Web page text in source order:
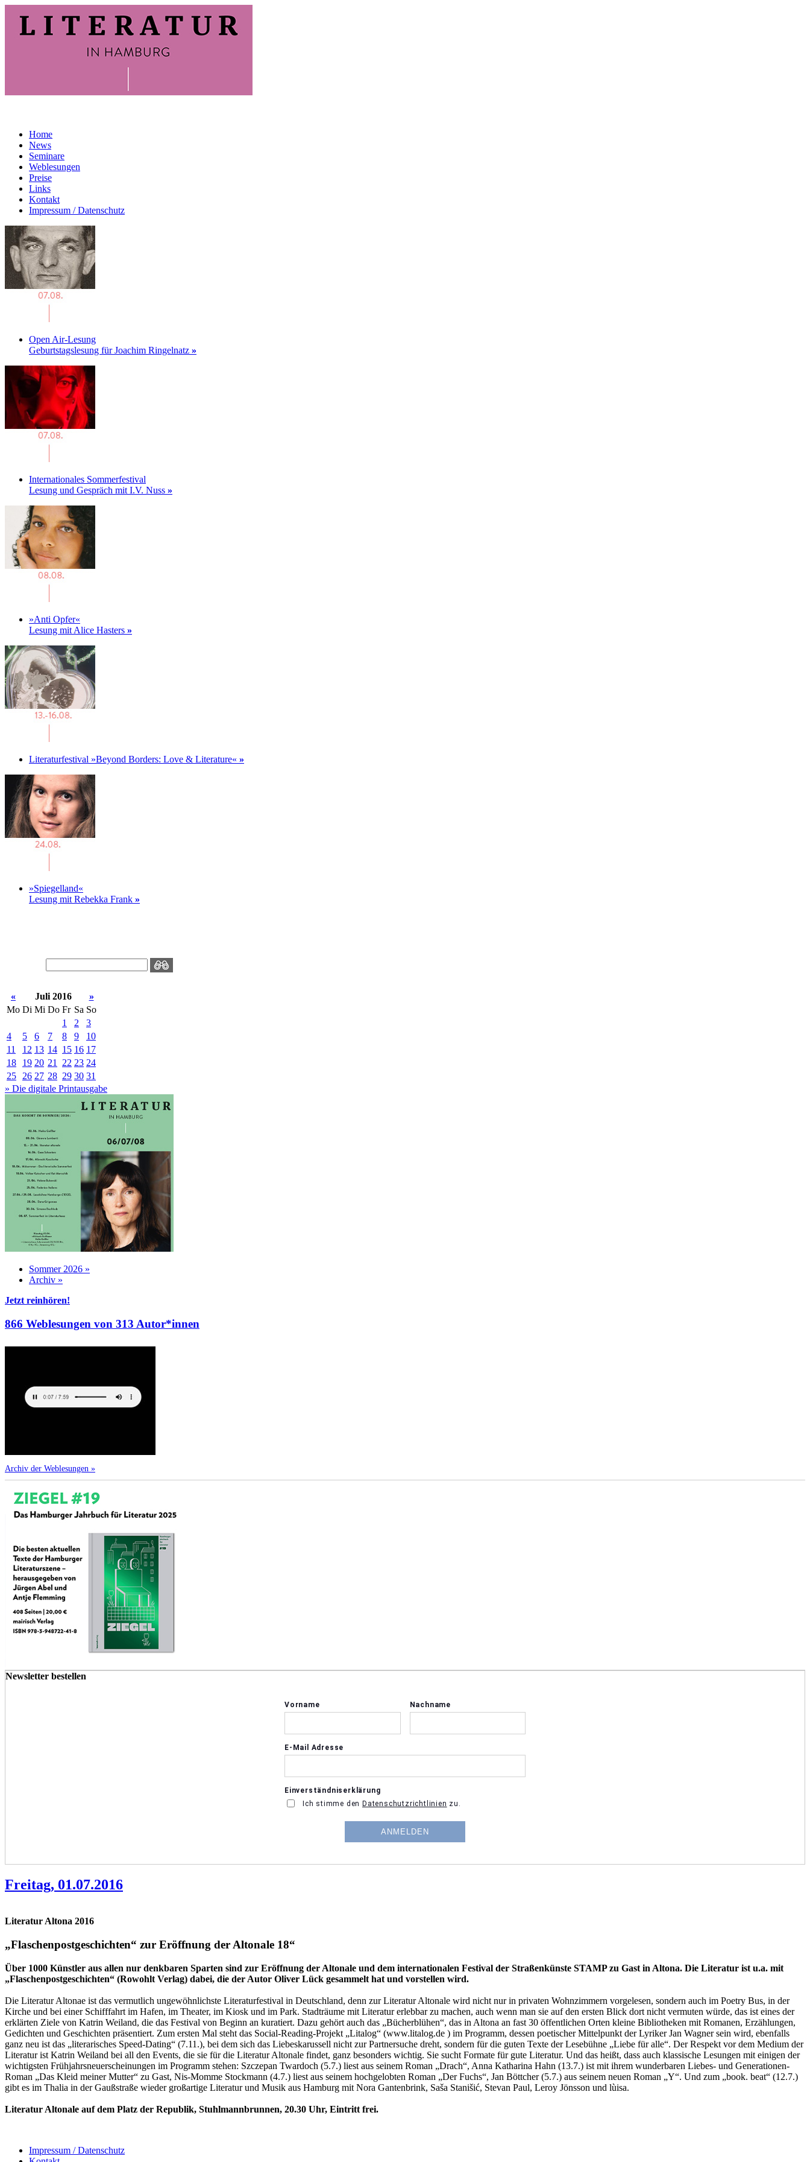
Home
News
Seminare
Weblesungen
Preise
Links
Kontakt
Impressum / Datenschutz
Open Air-Lesung
Geburtstagslesung für Joachim Ringelnatz »
Internationales Sommerfestival
Lesung und Gespräch mit I.V. Nuss »
»Anti Opfer«
Lesung mit Alice Hasters »
Literaturfestival »Beyond Borders: Love & Literature« »
»Spiegelland«
Lesung mit Rebekka Frank »
« Juli 2016
»
Mo Di Mi Do Fr Sa So
1
2
3
4
5 6 7 8 9
10
11
12 13 14 15 16 17
18
19 20 21 22 23 24
25
26 27 28 29 30 31
» Die digitale Printausgabe
Sommer 2026 »
Archiv »
Jetzt reinhören!
866 Weblesungen von 313 Autor*innen
Archiv der Weblesungen »
Newsletter bestellen
Freitag, 01.07.2016
Literatur Altona 2016
„Flaschenpostgeschichten“ zur Eröffnung der Altonale 18“
Über 1000 Künstler aus allen nur denkbaren Sparten sind zur Eröffnung der Altonale und dem internationalen Festival der Straßenkünste STAMP zu Gast in Altona. Die Literatur ist u.a. mit
„Flaschenpostgeschichten“ (Rowohlt Verlag) dabei, die der Autor Oliver Lück gesammelt hat und vorstellen wird.
Die Literatur Altonae ist das vermutlich ungewöhnlichste Literaturfestival in Deutschland, denn zur Literatur Altonale wird nicht nur in privaten Wohnzimmern vorgelesen, sondern auch im Poetry Bus, in der
Kirche und bei einer Schifffahrt im Hafen, im Theater, im Kiosk und im Park. Stadträume mit Literatur erlebbar zu machen, auch wenn man sie auf den ersten Blick dort nicht vermuten würde, das ist eines der
erklärten Ziele von Katrin Weiland, die das Festival von Beginn an kuratiert. Dazu gehört auch das „Bücherblühen“, das in Altona an fast 30 öffentlichen Orten kleine Bibliotheken mit Romanen, Erzählungen,
Gedichten und Geschichten präsentiert. Zum ersten Mal steht das Social-Reading-Projekt „Litalog“ (www.litalog.de ) im Programm, dessen poetischer Mittelpunkt der Lyriker Jan Wagner sein wird, ebenfalls
ganz neu ist das „literarisches Speed-Dating“ (7.11.), bei dem sich das Liebeskarussell nicht zur Partnersuche dreht, sondern für die guten Texte der Lesebühne „Liebe für alle“. Der Respekt vor dem Medium der
Literatur ist Katrin Weiland bei all den Events, die sie für die Literatur Altonale findet, ganz besonders wichtig. Sie sucht Formate für gute Literatur. Und das heißt, dass auch klassische Lesungen mit einigen der
wichtigsten Frühjahrsneuerscheinungen im Programm stehen: Szczepan Twardoch (5.7.) liest aus seinem Roman „Drach“, Anna Katharina Hahn (13.7.) ist mit ihrem wunderbaren Liebes- und Generationen-
Roman „Das Kleid meiner Mutter“ zu Gast, Nis-Momme Stockmann (4.7.) liest aus seinem hochgelobten Roman „Der Fuchs“, Jan Böttcher (5.7.) aus seinem neuen Roman „Y“. Und zum „book. beat“ (12.7.)
gibt es im Thalia in der Gaußstraße wieder großartige Literatur und Musik aus Hamburg mit Nora Gantenbrink, Saša Stanišić, Stevan Paul, Leroy Jönsson und lùisa.
Literatur Altonale auf dem Platz der Republik, Stuhlmannbrunnen, 20.30 Uhr, Eintritt frei.
Impressum / Datenschutz